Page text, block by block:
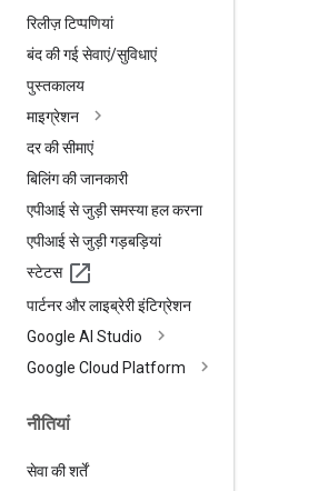
रिलीज़ टिप्पणियां
बंद की गई सेवाएं/सुविधाएं
पुस्तकालय
माइग्रेशन
दर की सीमाएं
बिलिंग की जानकारी
एपीआई से जुड़ी समस्या हल करना
एपीआई से जुड़ी गड़बड़ियां
स्टेटस
पार्टनर और लाइब्रेरी इंटिग्रेशन
Google AI Studio
Google Cloud Platform
नीतियां
सेवा की शर्तें